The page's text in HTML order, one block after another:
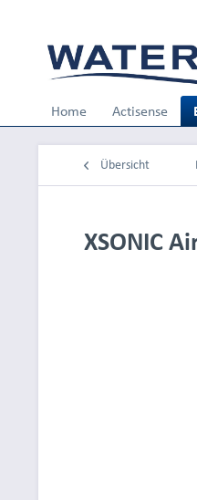
Home Actisense
Übersicht
XSONIC